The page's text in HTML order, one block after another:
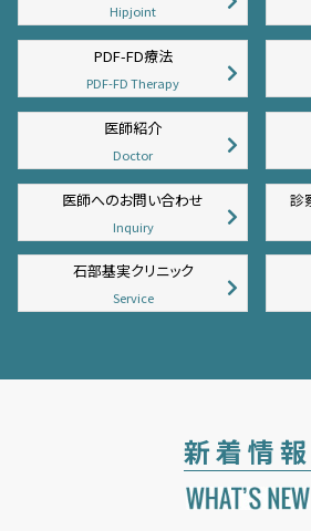
Hipjoint
PDF-FD療法
PDF-FD Therapy
医師紹介
Doctor
医師へのお問い合わせ
Inquiry
石部基実クリニック
Service
診
新着情報